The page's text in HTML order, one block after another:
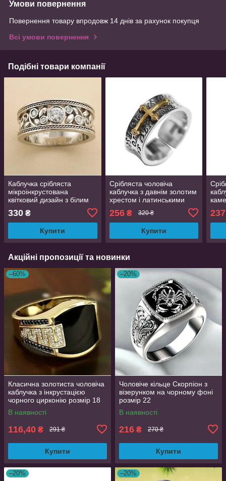
Умови повернення
Повернення товару впродовж 14 днів за рахунок покупця
Всі умови повернення
Подібні товари компанії
Каблучка срібляста
мікроінкрустована
квітковий дизайн з білим
AurumLux212
330 ₴
Купити
Срібляста чоловіча
каблучка з давнім золотим
хрестом і латинськими
написами регульований
розмір AurumLux5269
256₴ 320 ₴
Купити
Акційні пропозиції та новинки
–60%
Класична золотиста чоловіча
каблучка з інкрустацією
чорного цирконію розмір 18
AurumLux193
В наявності
116,40 ₴ 291 ₴
Купити
–20%
Чоловіче кільце Скорпіон з
візерунком на чорному фоні
розмір 22
В наявності
216 ₴ 270 ₴
Купити
–20% –20%